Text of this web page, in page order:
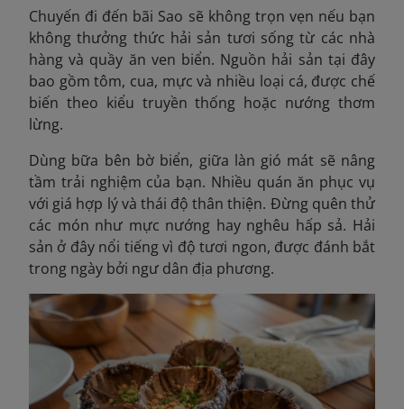
Chuyến đi đến bãi Sao sẽ không trọn vẹn nếu bạn
không thưởng thức hải sản tươi sống từ các nhà
hàng và quầy ăn ven biển. Nguồn hải sản tại đây
bao gồm tôm, cua, mực và nhiều loại cá, được chế
biến theo kiểu truyền thống hoặc nướng thơm
lừng.
Dùng bữa bên bờ biển, giữa làn gió mát sẽ nâng
tầm trải nghiệm của bạn. Nhiều quán ăn phục vụ
với giá hợp lý và thái độ thân thiện. Đừng quên thử
các món như mực nướng hay nghêu hấp sả. Hải
sản ở đây nổi tiếng vì độ tươi ngon, được đánh bắt
trong ngày bởi ngư dân địa phương.